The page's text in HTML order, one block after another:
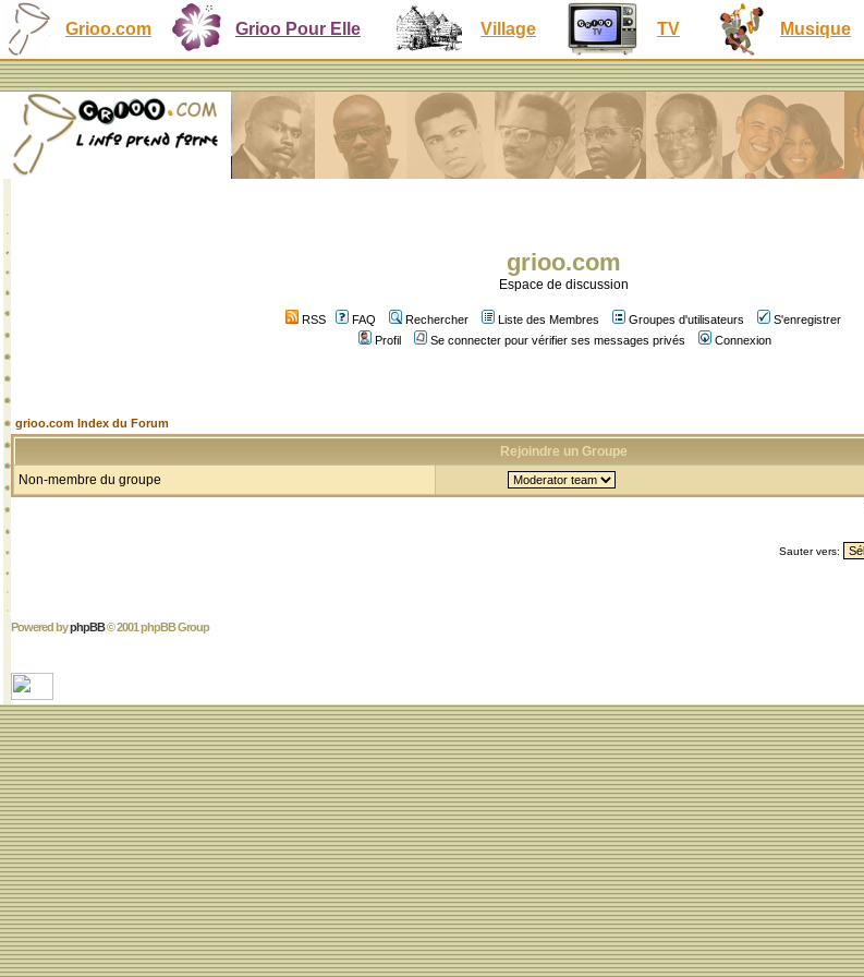
Grioo.com Grioo Pour Elle Village TV Musique
grioo.com
Espace de discussion
RSS FAQ Rechercher Liste des Membres Groupes d'utilisateurs
S'enregistrer
Profil
Se connecter pour vérifier ses messages privés Connexion
grioo.com Index du Forum
Rejoindre un Groupe
Non-membre du groupe
Sauter vers:
Powered byphpBB© 2001 phpBB Group